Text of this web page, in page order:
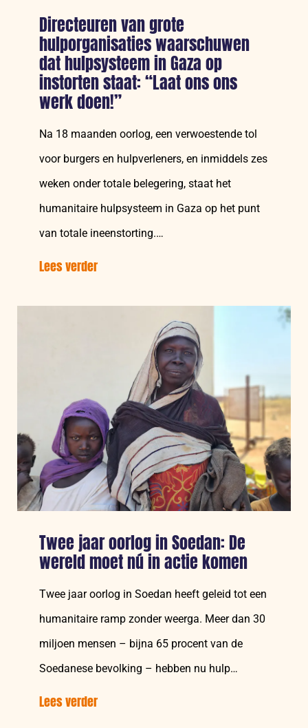
Directeuren van grote
hulporganisaties waarschuwen
dat hulpsysteem in Gaza op
instorten staat: “Laat ons ons
werk doen!”
Na 18 maanden oorlog, een verwoestende tol
voor burgers en hulpverleners, en inmiddels zes
weken onder totale belegering, staat het
humanitaire hulpsysteem in Gaza op het punt
van totale ineenstorting.…
Lees verder
van
hulporganisaties
waarschuwen
hulpsysteem
in
Gaza
op
instorten
staat:
“Laat
ons
werk
Twee jaar oorlog in Soedan: De
wereld moet nú in actie komen
Twee jaar oorlog in Soedan heeft geleid tot een
humanitaire ramp zonder weerga. Meer dan 30
miljoen mensen – bijna 65 procent van de
Soedanese bevolking – hebben nu hulp…
Lees verder